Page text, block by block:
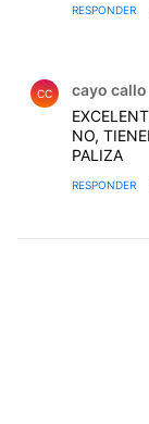
RESPONDER
CC cayo callo
NO,
PALIZA
RESPONDER